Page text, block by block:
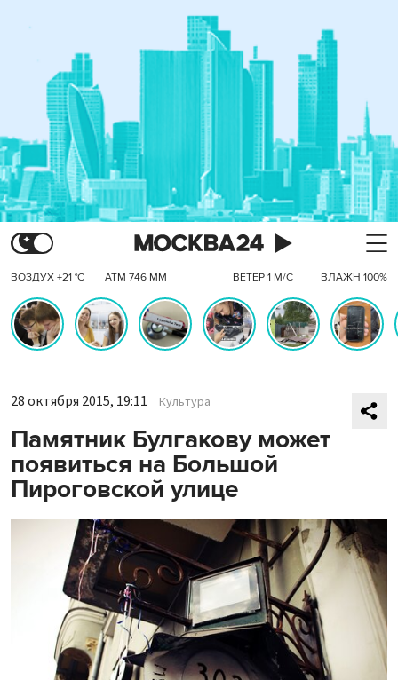
ВОЗДУХ +21 °C АТМ 746 ММ ВЕТЕР 1 М/С ВЛАЖН 100%
28 октября 2015, 19:11 Культура
Памятник Булгакову может
появиться на Большой
Пироговской улице